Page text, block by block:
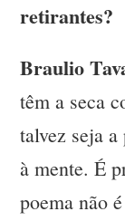
retirantes?
Braulio
têm a seca
talvez seja
à mente. É
poema não